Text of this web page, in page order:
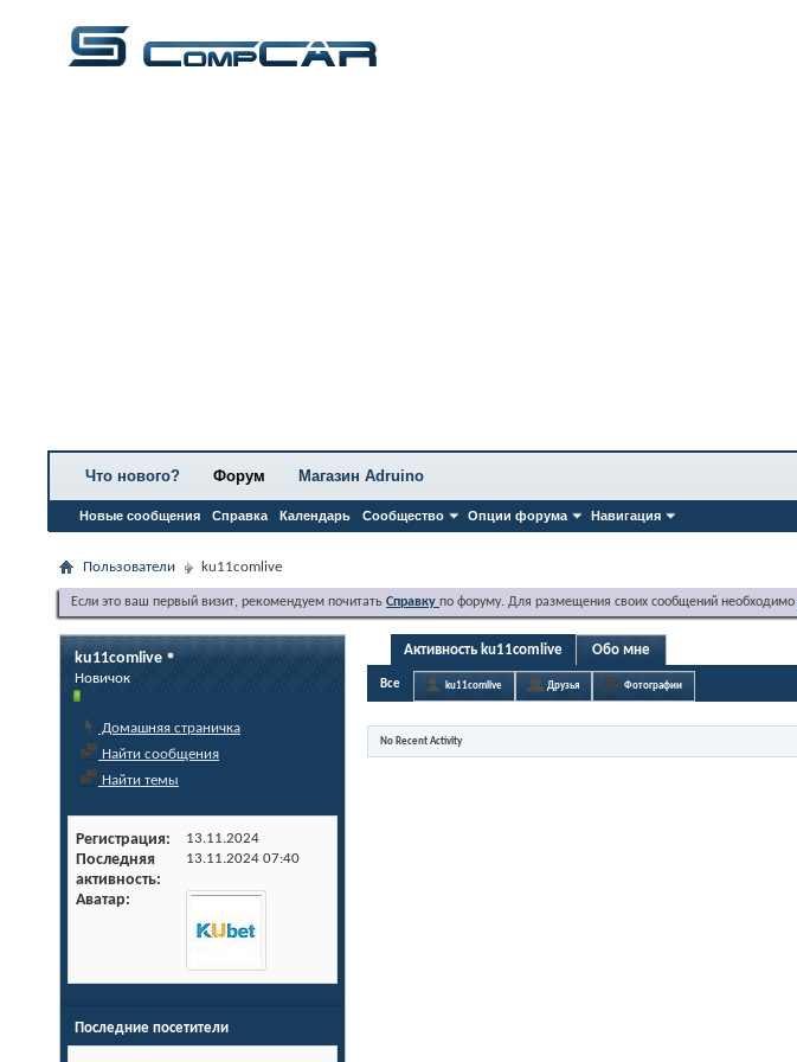
Что нового? Форум
Новые сообщения Справка Календарь Сообщество Опции форума Навигация
Магазин Adruino
Пользователи ku11comlive
Если это ваш первый визит, рекомендуем почитать Справку по форуму. Для размещения своих сообщений необходимо
ku11comlive
Новичок
Домашняя страничка
Найти сообщения
Найти темы
Регистрация 13.11.2024
Последняя
активность
13.11.2024 07:40
Аватар
Последние посетители
Активность ku11comlive Обо мне
Все ku11comlive Друзья Фотографии
No Recent Activity